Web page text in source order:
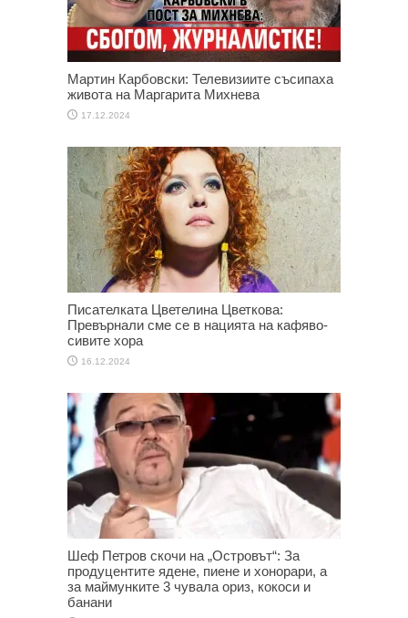
Мартин Карбовски: Телевизиите съсипаха
живота на Маргарита Михнева
17.12.2024
Писателката Цветелина Цветкова:
Превърнали сме се в нацията на кафяво-
сивите хора
16.12.2024
Шеф Петров скочи на „Островът“: За
продуцентите ядене, пиене и хонорари, а
за маймунките 3 чувала ориз, кокоси и
банани